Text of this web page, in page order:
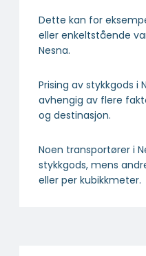
Dette kan for
eller enkeltstående
Nesna.
Prising av stykkgods i
avhengig av flere
og destinasjon.
Noen transportører i
stykkgods, mens
eller per kubikkmeter.